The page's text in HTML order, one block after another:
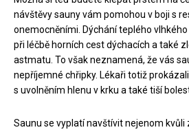
návštěvy sauny vám pomohou v boji s
onemocněními. Dýchání teplého
při léčbě horních cest dýchacích a také
astmatu. To však neznamená, že vás
nepříjemné chřipky. Lékaři totiž
s uvolněním hlenu v krku a také tiší
Saunu se vyplatí navštívit nejenom